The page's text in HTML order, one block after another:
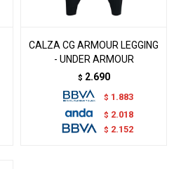
CALZA CG ARMOUR LEGGING
- UNDER ARMOUR
$ 2.690
$ 1.883
$ 2.018
$ 2.152